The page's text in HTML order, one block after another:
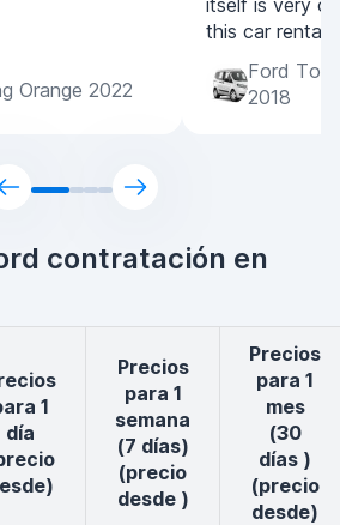
Orange 2022
itself is very
this car rental
Ford
2018
contratación en
1
día
Precios
para 1
semana
(7 días)
(precio
desde )
Precios
para 1
mes
(30
días )
(precio
desde)